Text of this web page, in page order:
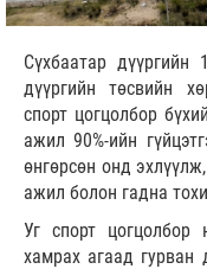
Сүхбаатар дүүргийн
дүүргийн төсвийн
спорт цогцолбор
ажил 90%-ийн
өнгөрсөн онд
ажил болон гадна
Уг спорт
хамрах агаад гурван